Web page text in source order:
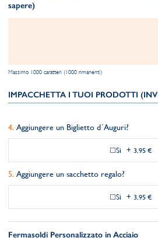
sapere)
Massimo 1000 caratteri (1000 rimanenti)
IMPACCHETTA I TUOI PRODOTTI
Aggiungere un Biglietto d´Auguri?
Si + 3,95 €
Aggiungere un sacchetto regalo?
Si + 3,95 €
Fermasoldi Personalizzato in Acciaio